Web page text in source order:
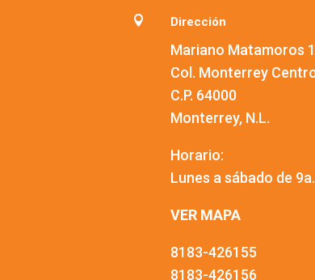
 Dirección
Mariano Matamoros
Col. Monterrey
C.P. 64000
Monterrey, N.L.
Horario:
Lunes a sábado de
VER MAPA
8183-426155
8183-426156